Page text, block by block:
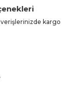
kargo